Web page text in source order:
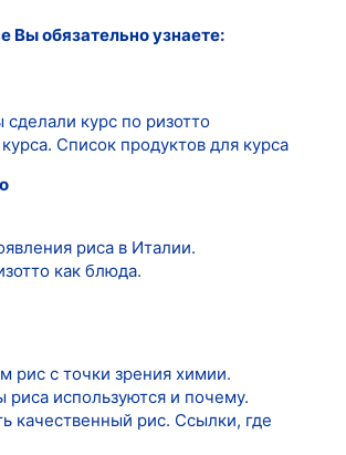
Вы обязательно узнаете:
курс по ризотто
Список продуктов для курса
риса в Италии.
как блюда.
рис с точки зрения химии.
риса используются и почему.
качественный рис. Ссылки, где